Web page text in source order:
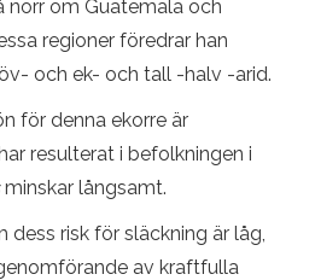
norr om Guatemala och
regioner föredrar han
och ek- och tall -halv -arid.
för denna ekorre är
resulterat i befolkningen i
minskar långsamt.
dess risk för släckning är låg,
av kraftfulla